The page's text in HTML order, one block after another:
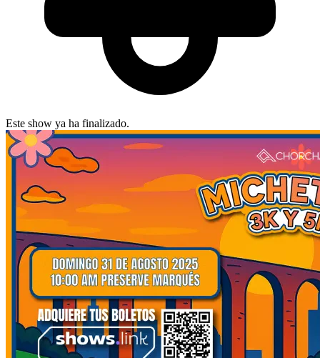
Este show ya ha finalizado.